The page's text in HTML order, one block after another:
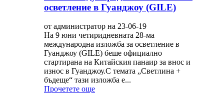
осветление в Гуанджоу (GILE)
от администратор на 23-06-19
На 9 юни четиридневната 28-ма
международна изложба за осветление в
Гуанджоу (GILE) беше официално
стартирана на Китайския панаир за внос и
износ в Гуанджоу.С темата „Светлина +
бъдеще“ тази изложба е...
Прочетете още